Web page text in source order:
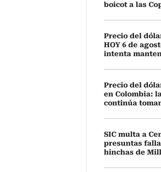
boicot a las
Precio del
HOY 6 de
intenta
Precio del
en Colombia:
continúa
SIC multa a
presuntas
hinchas de